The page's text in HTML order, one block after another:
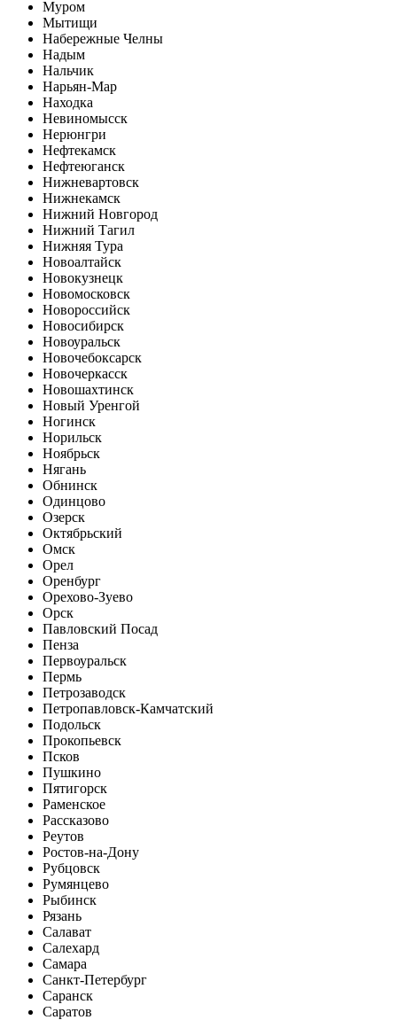
Муром
Мытищи
Набережные Челны
Надым
Нальчик
Нарьян-Мар
Находка
Невиномысск
Нерюнгри
Нефтекамск
Нефтеюганск
Нижневартовск
Нижнекамск
Нижний Новгород
Нижний Тагил
Нижняя Тура
Новоалтайск
Новокузнецк
Новомосковск
Новороссийск
Новосибирск
Новоуральск
Новочебоксарск
Новочеркасск
Новошахтинск
Новый Уренгой
Ногинск
Норильск
Ноябрьск
Нягань
Обнинск
Одинцово
Озерск
Октябрьский
Омск
Орел
Оренбург
Орехово-Зуево
Орск
Павловский Посад
Пенза
Первоуральск
Пермь
Петрозаводск
Петропавловск-Камчатский
Подольск
Прокопьевск
Псков
Пушкино
Пятигорск
Раменское
Рассказово
Реутов
Ростов-на-Дону
Рубцовск
Румянцево
Рыбинск
Рязань
Салават
Салехард
Самара
Санкт-Петербург
Саранск
Саратов